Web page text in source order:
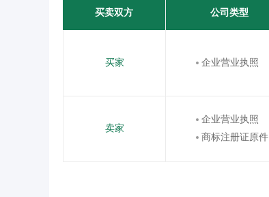
买卖双方 公司类型
买家 企业营业执照
卖家
企业营业执照
商标注册证原件